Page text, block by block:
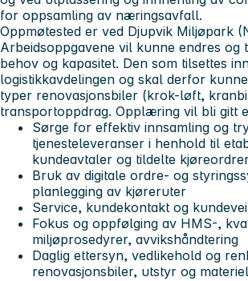
for oppsamling av næringsavfall.
Oppmøtested er ved Djupvik Miljøpark
Arbeidsoppgavene vil kunne endres og
behov og kapasitet. Den som tilsettes
logistikkavdelingen og skal derfor
typer renovasjonsbiler (krok-løft,
transportoppdrag. Opplæring vil bli gitt
Sørge for effektiv innsamling og
tjenesteleveranser i henhold til
kundeavtaler og tildelte
Bruk av digitale ordre- og
planlegging av kjøreruter
Service, kundekontakt og
Fokus og oppfølging av HMS-,
miljøprosedyrer, avvikshåndtering
Daglig ettersyn, vedlikehold og
renovasjonsbiler, utstyr og